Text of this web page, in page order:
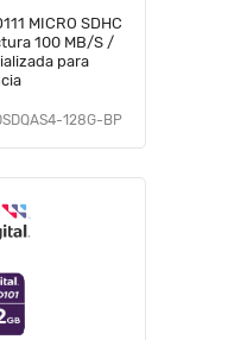
MICRO SDHC
100 MB/S /
para
128G-BP